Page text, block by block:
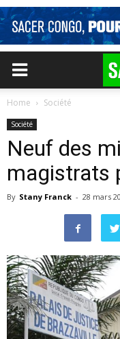
Home Société
Société
Neuf des
magistrats
By Stany Franck - 28 mars